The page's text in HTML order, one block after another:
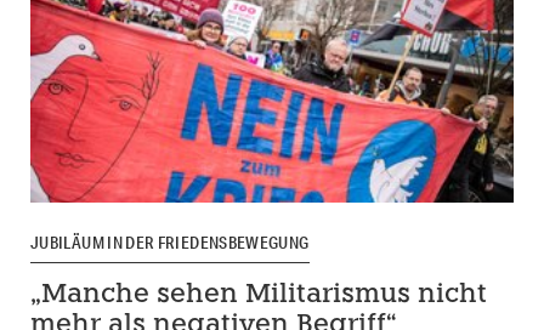
JUBILÄUM IN DER FRIEDENSBEWEGUNG
„Manche sehen Militarismus nicht